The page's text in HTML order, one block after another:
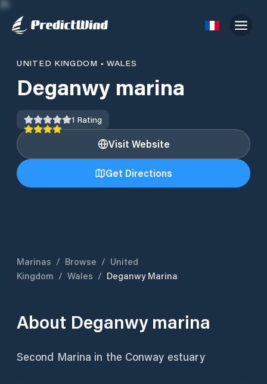
UNITED KINGDOM • WALES
Deganwy marina
1 Rating
Visit Website
Get Directions
Marinas / Browse / United
Kingdom / Wales / Deganwy Marina
About Deganwy marina
Second Marina in the Conway estuary